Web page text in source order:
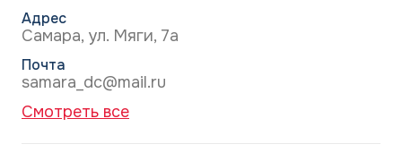
Адрес
Самара, ул. Мяги, 7а
Почта
samara_dc@mail.ru
Смотреть все